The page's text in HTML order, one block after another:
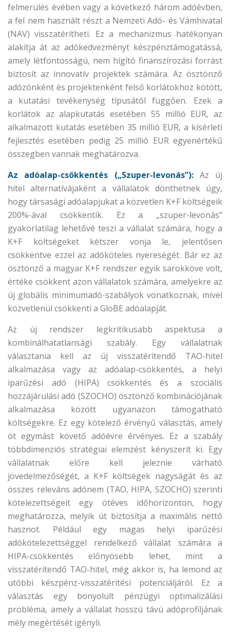
felmerülés évében vagy a következő három adóévben,
a fel nem használt részt a Nemzeti Adó- és Vámhivatal
(NAV) visszatérítheti. Ez a mechanizmus hatékonyan
alakítja át az adókedvezményt készpénztámogatássá,
amely létfontosságú, nem hígító finanszírozási forrást
biztosít az innovatív projektek számára. Az ösztönző
adózónként és projektenként felső korlátokhoz kötött,
a kutatási tevékenység típusától függően. Ezek a
korlátok az alapkutatás esetében 55 millió EUR, az
alkalmazott kutatás esetében 35 millió EUR, a kísérleti
fejlesztés esetében pedig 25 millió EUR egyenértékű
összegben vannak meghatározva.
Az adóalap-csökkentés („Szuper-levonás”):Az új
hitel alternatívájaként a vállalatok dönthetnek úgy,
hogy társasági adóalapjukat a közvetlen K+F költségeik
200%-ával csökkentik. Ez a „szuper-levonás”
gyakorlatilag lehetővé teszi a vállalat számára, hogy a
K+F költségeket kétszer vonja le, jelentősen
csökkentve ezzel az adóköteles nyereségét. Bár ez az
ösztönző a magyar K+F rendszer egyik sarokköve volt,
értéke csökkent azon vállalatok számára, amelyekre az
új globális minimumadó-szabályok vonatkoznak, mivel
közvetlenül csökkenti a GloBE adóalapját.
Az új rendszer legkritikusabb aspektusa a
kombinálhatatlansági szabály. Egy vállalatnak
választania kell az új visszatérítendő TAO-hitel
alkalmazása vagy az adóalap-csökkentés, a helyi
iparűzési adó (HIPA) csökkentés és a szociális
hozzájárulási adó (SZOCHO) ösztönző kombinációjának
alkalmazása között ugyanazon támogatható
költségekre. Ez egy kötelező érvényű választás, amely
öt egymást követő adóévre érvényes. Ez a szabály
többdimenziós stratégiai elemzést kényszerít ki. Egy
vállalatnak előre kell jeleznie várható
jövedelmezőségét, a K+F költségek nagyságát és az
összes releváns adónem (TAO, HIPA, SZOCHO) szerinti
kötelezettségeit egy ötéves időhorizonton, hogy
meghatározza, melyik út biztosítja a maximális nettó
hasznot. Például egy magas helyi iparűzési
adókötelezettséggel rendelkező vállalat számára a
HIPA-csökkentés előnyösebb lehet, mint a
visszatérítendő TAO-hitel, még akkor is, ha lemond az
utóbbi készpénz-visszatérítési potenciáljáról. Ez a
választás egy bonyolult pénzügyi optimalizálási
probléma, amely a vállalat hosszú távú adóprofiljának
mély megértését igényli.